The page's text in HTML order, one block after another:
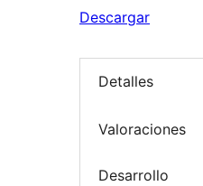
Descargar
Detalles
Valoraciones
Desarrollo